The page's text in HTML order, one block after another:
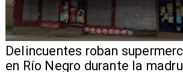
Delincuentes roban
en Río Negro durante la